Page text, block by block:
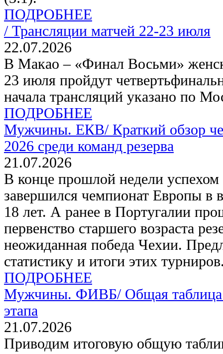
ПОДРОБНЕЕ
/ Трансляции матчей 22-23 июля
22.07.2026
В Макао – «Финал Восьми»
23 июля пройдут
начала трансляций указано по
ПОДРОБНЕЕ
Мужчины. ЕКВ/ Краткий обзор
2026 среди команд резерва
21.07.2026
В конце прошлой недели
завершился чемпионат Европы в
18 лет. А ранее в Португалии
первенство старшего возраста
неожиданная победа Чехии.
статистику и итоги этих
ПОДРОБНЕЕ
Мужчины. ФИВБ/ Общая таблица
этапа
21.07.2026
Приводим итоговую общую